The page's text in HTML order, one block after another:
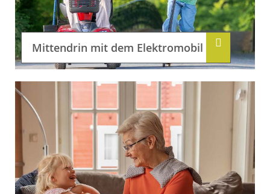
Mittendrin mit dem Elektromobil